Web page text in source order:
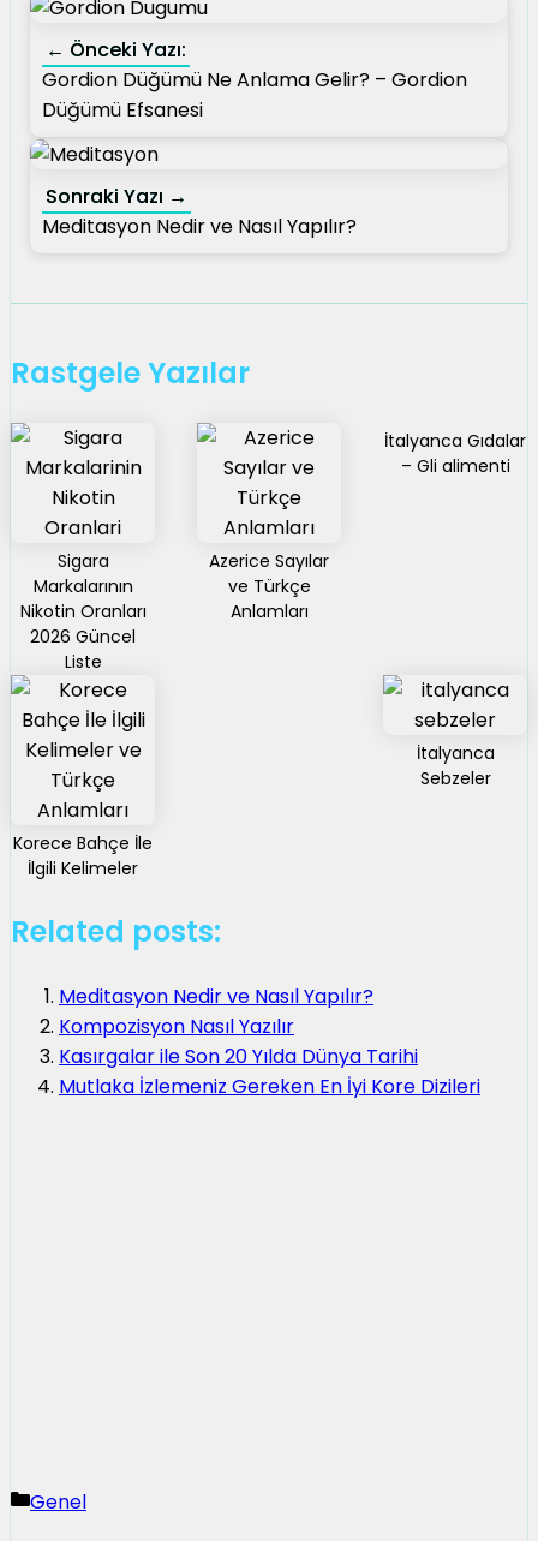
← Önceki Yazı:
Gordion Düğümü Ne Anlama Gelir? – Gordion
Düğümü Efsanesi
Sonraki Yazı →
Meditasyon Nedir ve Nasıl Yapılır?
Rastgele Yazılar
Sigara
Markalarının
Nikotin Oranları
2026 Güncel
Liste
Azerice Sayılar
ve Türkçe
Anlamları
İtalyanca Gıdalar
– Gli alimenti
Korece Bahçe İle
İlgili Kelimeler
İtalyanca
Sebzeler
Related posts:
Meditasyon Nedir ve Nasıl Yapılır?
Kompozisyon Nasıl Yazılır
Kasırgalar ile Son 20 Yılda Dünya Tarihi
Mutlaka İzlemeniz Gereken En İyi Kore Dizileri
Kategoriler
Genel